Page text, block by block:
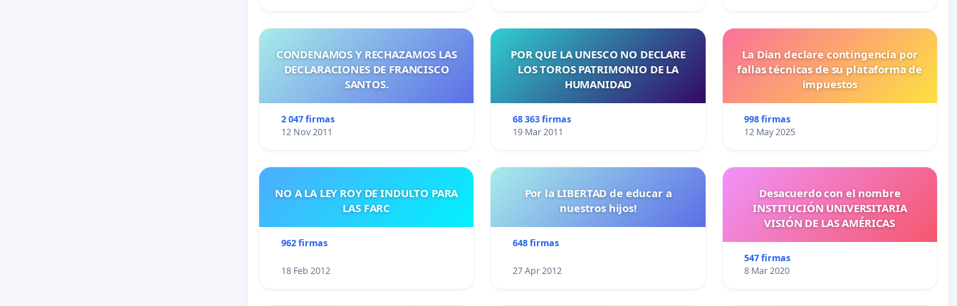
CONDENAMOS Y RECHAZAMOS LAS
DECLARACIONES DE FRANCISCO
SANTOS.
2 047 firmas
12 Nov 2011
POR QUE LA UNESCO NO DECLARE
LOS TOROS PATRIMONIO DE LA
HUMANIDAD
68 363 firmas
19 Mar 2011
La Dian declare contingencia por
fallas técnicas de su plataforma de
impuestos
998 firmas
12 May 2025
NO A LA LEY ROY DE INDULTO PARA
LAS FARC
962 firmas
18 Feb 2012
Por la LIBERTAD de educar a
nuestros hijos!
648 firmas
27 Apr 2012
Desacuerdo con el nombre
INSTITUCIÓN UNIVERSITARIA
VISIÓN DE LAS AMÉRICAS
547 firmas
8 Mar 2020